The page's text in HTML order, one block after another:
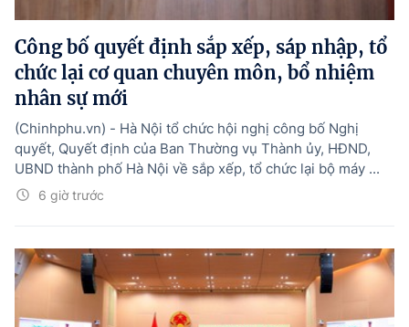
Công bố quyết định sắp xếp, sáp nhập, tổ
chức lại cơ quan chuyên môn, bổ nhiệm
nhân sự mới
6 giờ trước
(Chinhphu.vn) - Hà Nội tổ chức hội nghị công bố Nghị
quyết, Quyết định của Ban Thường vụ Thành ủy, HĐND,
UBND thành phố Hà Nội về sắp xếp, tổ chức lại bộ máy ...